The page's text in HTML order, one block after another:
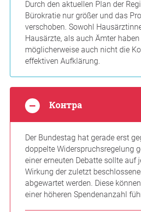
Durch den aktuellen Plan der
Bürokratie nur größer und das
verschoben. Sowohl
Hausärzte, als auch Ämter
möglicherweise auch nicht die
effektiven Aufklärung.
Контра
Der Bundestag hat gerade erst
doppelte Widerspruchsregelung
einer erneuten Debatte sollte auf
Wirkung der zuletzt
abgewartet werden. Diese
einer höheren Spendenanzahl